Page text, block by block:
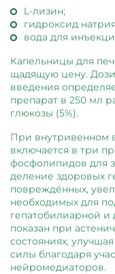
L-лизин;
гидроксид
вода для
Капельницы для
щадящую цену.
введения
препарат в 250 мл
глюкозы (5%).
При внутривенном
включается в три
фосфолипидов для
деление здоровых
повреждённых,
необходимых для
гепатобилиарной и
показан при
состояниях,
силы благодаря
нейромедиаторов.